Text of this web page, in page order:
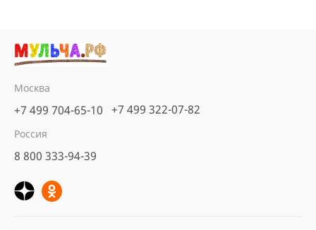
Москва
+7 499 704-65-10 +7 499 322-07-82
Россия
8 800 333-94-39